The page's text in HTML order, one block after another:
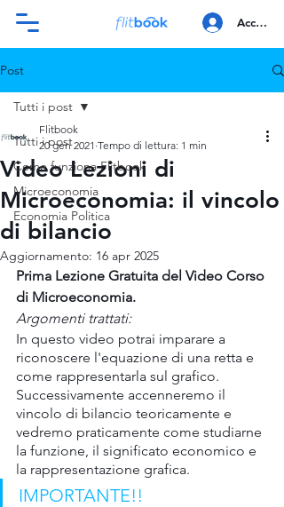
Accedi
Post
Tutti i post
Come funziona Flitbook
Microeconomia
Economia Politica
Tutti i post
Video Lezioni di
Microeconomia: il vincolo
di bilancio
Flitbook
20 gen 2021 Tempo di lettura: 1 min
Aggiornamento: 16 apr 2025
Prima Lezione Gratuita del Video Corso
di Microeconomia.
Argomenti trattati:
In questo video potrai imparare a
riconoscere l'equazione di una retta e
come rappresentarla sul grafico.
Successivamente accenneremo il
vincolo di bilancio teoricamente e
vedremo praticamente come studiarne
la funzione, il significato economico e
la rappresentazione grafica.
IMPORTANTE!!